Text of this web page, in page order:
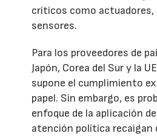
críticos como actuadores,
sensores.
Para los proveedores de
Japón, Corea del Sur y la
supone el cumplimiento
papel. Sin embargo, es
enfoque de la aplicación
atención política recaigan